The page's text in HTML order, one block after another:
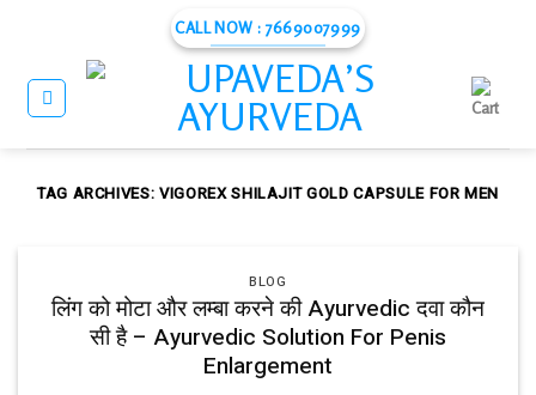
content
CALL NOW : 7669007999
TAG ARCHIVES:VIGOREX SHILAJIT GOLD CAPSULE FOR MEN
BLOG
लिंग को मोटा और लम्बा करने की Ayurvedic दवा कौन
सी है – Ayurvedic Solution For Penis
Enlargement